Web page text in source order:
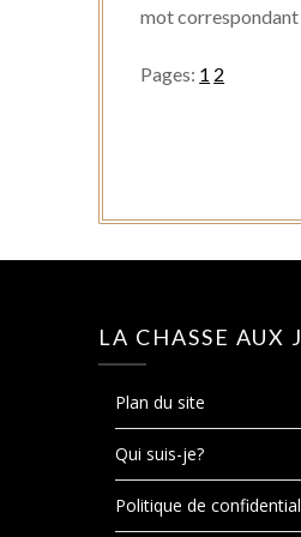
mot
Pages: 1 2
LA CHASSE AUX
Plan du site
Qui suis-je?
Politique de